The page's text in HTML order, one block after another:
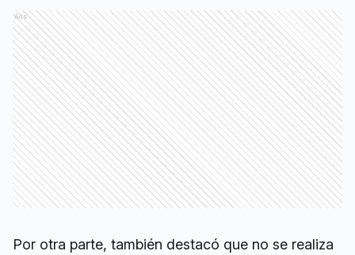
Ads
Por otra parte, también destacó que no se realiza